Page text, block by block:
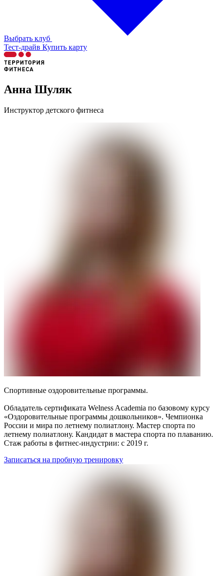
Выбрать клуб
Тест-драйв Купить карту
Анна Шуляк
Инструктор детского фитнеса
Спортивные оздоровительные программы.
Обладатель сертификата Welness Academia по базовому курсу
«Оздоровительные программы дошкольников». Чемпионка
России и мира по летнему полиатлону. Мастер спорта по
летнему полиатлону. Кандидат в мастера спорта по плаванию.
Стаж работы в фитнес-индустрии: с 2019 г.
Записаться на пробную тренировку